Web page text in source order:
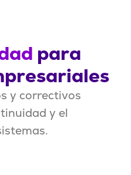
para
y correctivos
y el